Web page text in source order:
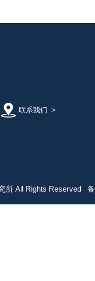
联系我们 >
所 All Rights Reserved